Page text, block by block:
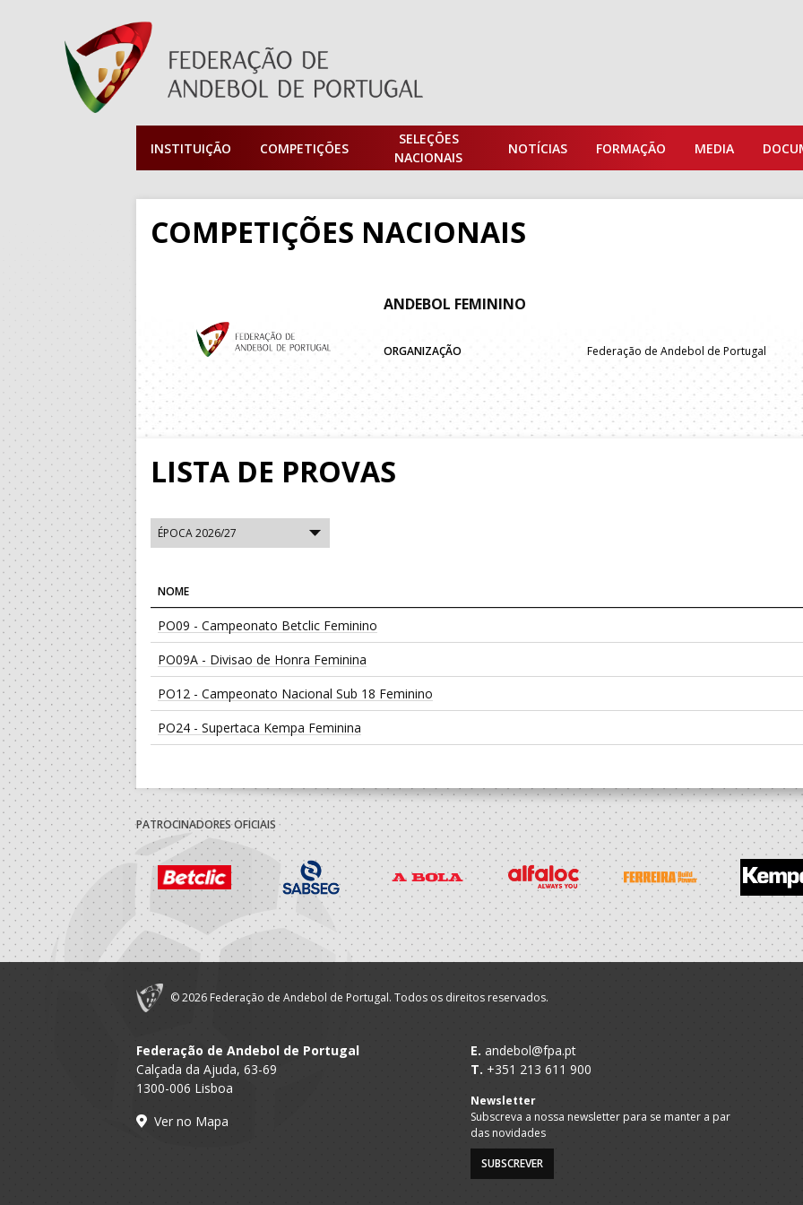
INSTITUIÇÃO COMPETIÇÕES
SELEÇÕES
NACIONAIS
NOTÍCIAS FORMAÇÃO MEDIA
COMPETIÇÕES NACIONAIS
ANDEBOL FEMININO
ORGANIZAÇÃO Federação de Andebol de Portugal
LISTA DE PROVAS
NOME
PO09 - Campeonato Betclic Feminino
PO09A - Divisao de Honra Feminina
PO12 - Campeonato Nacional Sub 18 Feminino
PO24 - Supertaca Kempa Feminina
PATROCINADORES OFICIAIS
© 2026 Federação de Andebol de Portugal. Todos os direitos reservados.
Federação de Andebol de Portugal
Calçada da Ajuda, 63-69
1300-006 Lisboa
Ver no Mapa
E. andebol@fpa.pt
T. +351 213 611 900
Newsletter
Subscreva a nossa newsletter para se manter a par
das novidades
SUBSCREVER